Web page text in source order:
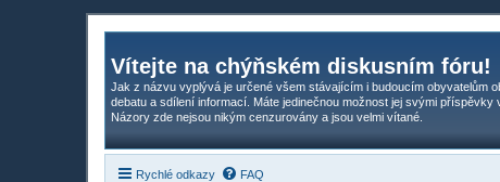
Vítejte na chýňském diskusním fóru!
Jak z názvu vyplývá je určené všem stávajícím i budoucím obyvatelům
debatu a sdílení informací. Máte jedinečnou možnost jej svými příspěvky
Názory zde nejsou nikým cenzurovány a jsou velmi vítané.
Rychlé odkazy FAQ